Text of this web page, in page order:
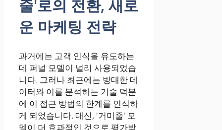
줄'로의 전환, 새로
운 마케팅 전략
과거에는 고객 인식을 유도하는
데 퍼널 모델이 널리 사용되었습
니다. 그러나 최근에는 방대한 데
이터와 이를 분석하는 기술 덕분
에 이 접근 방법의 한계를 인식하
게 되었습니다. 대신, '거미줄' 모
델이 더 효과적인 것으로 평가받